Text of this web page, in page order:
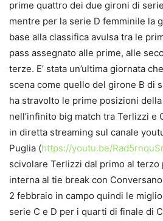
prime quattro dei due gironi di
mentre per la serie D femminile la
base alla classifica avulsa tra le
pass assegnato alle prime, alle
terze. E’ stata un’ultima giornata
scena come quello del girone B di
ha stravolto le prime posizioni
nell’infinito big match tra Terlizzi e
in diretta streaming sul canale
Puglia (https://youtu.be/
scivolare Terlizzi dal primo al
interna al tie break con
2 febbraio in campo quindi le
serie C e D per i quarti di finale di